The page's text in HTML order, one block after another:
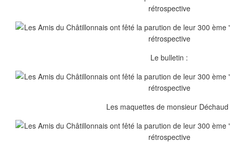
Le bulletin :
Les maquettes de monsieur